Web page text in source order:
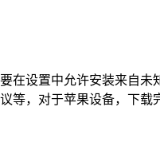
在设置中允许安装来自
等，对于苹果设备，下